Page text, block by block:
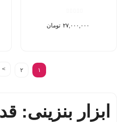
تومان
۱ ۲
ابزار بنزینی: